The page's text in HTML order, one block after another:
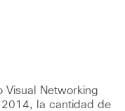
Visual Networking
2014, la cantidad de